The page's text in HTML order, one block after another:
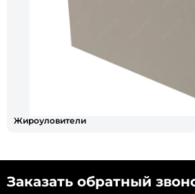
Жироуловители
Заказать обратный